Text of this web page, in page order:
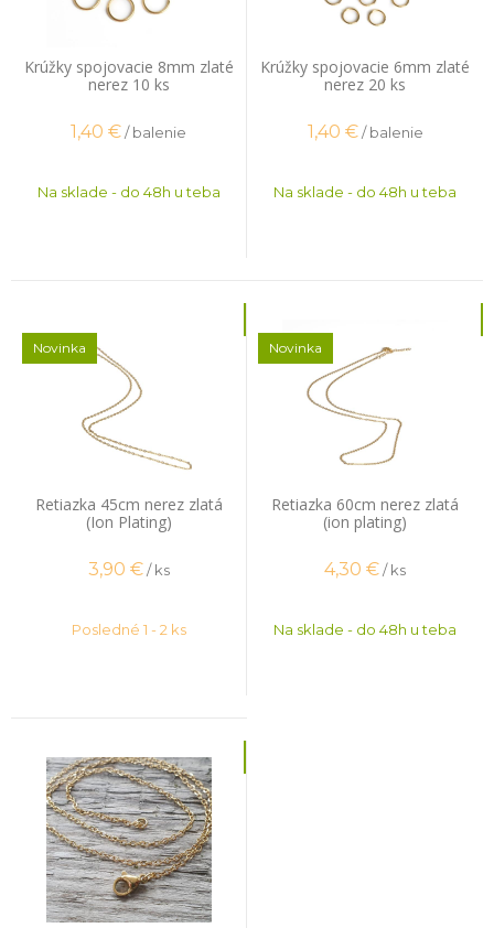
Krúžky spojovacie 8mm zlaté
nerez 10 ks
1,40 €/ balenie
Na sklade - do 48h u teba
Krúžky spojovacie 6mm zlaté
nerez 20 ks
1,40 € / balenie
Na sklade - do 48h u teba
Retiazka 45cm nerez zlatá
(Ion Plating)
Novinka
3,90 € / ks
Posledné 1 - 2 ks
Retiazka 60cm nerez zlatá
(ion plating)
Novinka
4,30 €/ ks
Na sklade - do 48h u teba